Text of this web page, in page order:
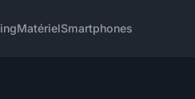
MatérielSmartphones